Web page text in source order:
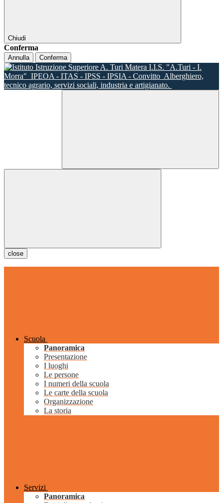
Chiudi
Conferma
Annulla Conferma
I.I.S. "A.Turi - I.
Morra" IPEOA - ITAS - IPSS - IPSIA - Convitto Alberghiero,
tecnico agrario, servizi sociali, industria e artigianato.
close
Scuola
Panoramica
Presentazione
I luoghi
Le persone
I numeri della scuola
Le carte della scuola
Organizzazione
La storia
Servizi
Panoramica